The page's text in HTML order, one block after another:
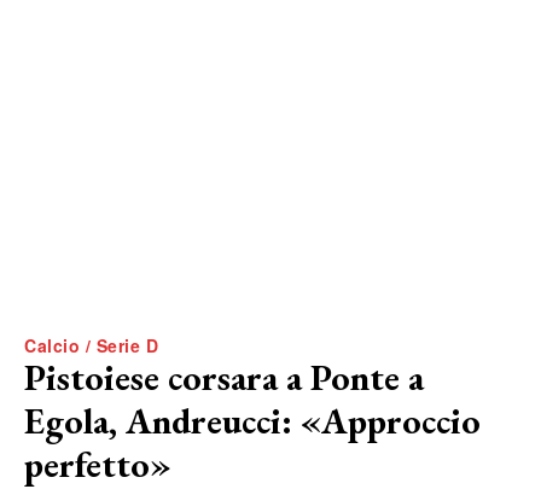
Calcio / Serie D
Pistoiese corsara a Ponte a
Egola, Andreucci: «Approccio
perfetto»